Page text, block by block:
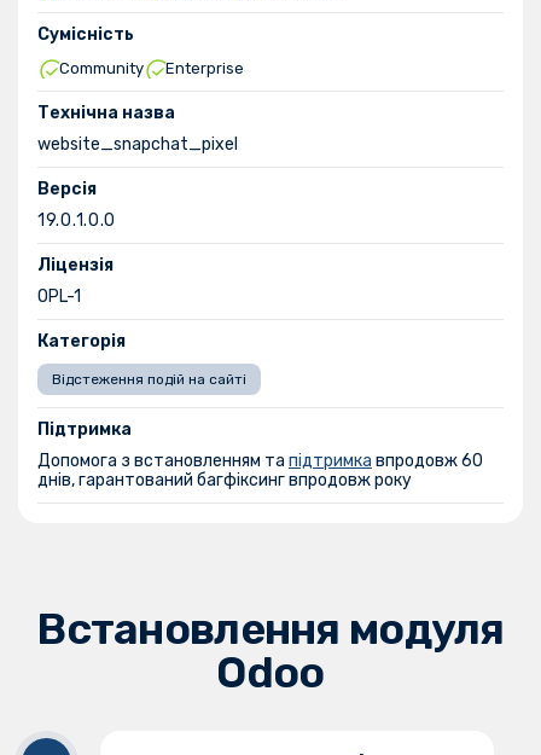
Сумісність
Community Enterprise
Технічна назва
website_snapchat_pixel
Версія
19.0.1.0.0
Ліцензія
OPL-1
Категорія
Відстеження подій на сайті
Підтримка
Допомога з встановленням та підтримка впродовж 60
днів, гарантований багфіксинг впродовж року
Встановлення модуля
Odoo